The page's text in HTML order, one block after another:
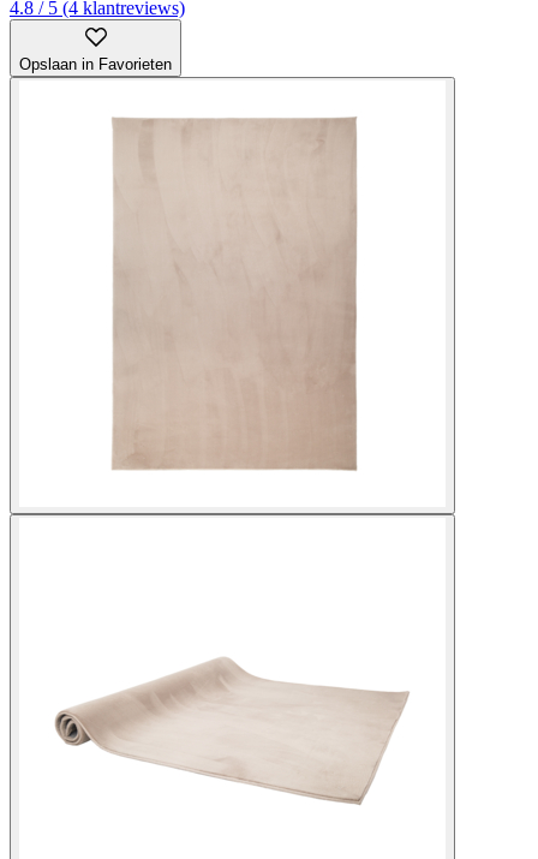
4.8 / 5 (4 klantreviews)
Opslaan in Favorieten